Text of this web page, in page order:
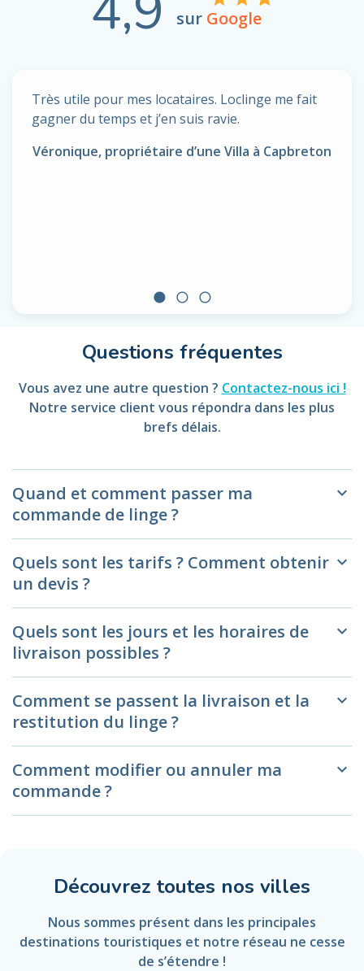
sur Google
Très utile pour mes locataires. Loclinge me fait
gagner du temps et j’en suis ravie.
Véronique, propriétaire d’une Villa à Capbreton
circle radio_button_unchecked radio_button_unchecked
Questions fréquentes
Vous avez une autre question ? Contactez-nous ici !
Notre service client vous répondra dans les plus
brefs délais.
Quand et comment passer ma
commande de linge ?
keyboard_arrow_down
Quels sont les tarifs ? Comment obtenir
un devis ?
keyboard_arrow_down
Quels sont les jours et les horaires de
livraison possibles ?
keyboard_arrow_down
Comment se passent la livraison et la
restitution du linge ?
keyboard_arrow_down
Comment modifier ou annuler ma
commande ?
keyboard_arrow_down
Découvrez toutes nos villes
Nous sommes présent dans les principales
destinations touristiques et notre réseau ne cesse
de s’étendre !